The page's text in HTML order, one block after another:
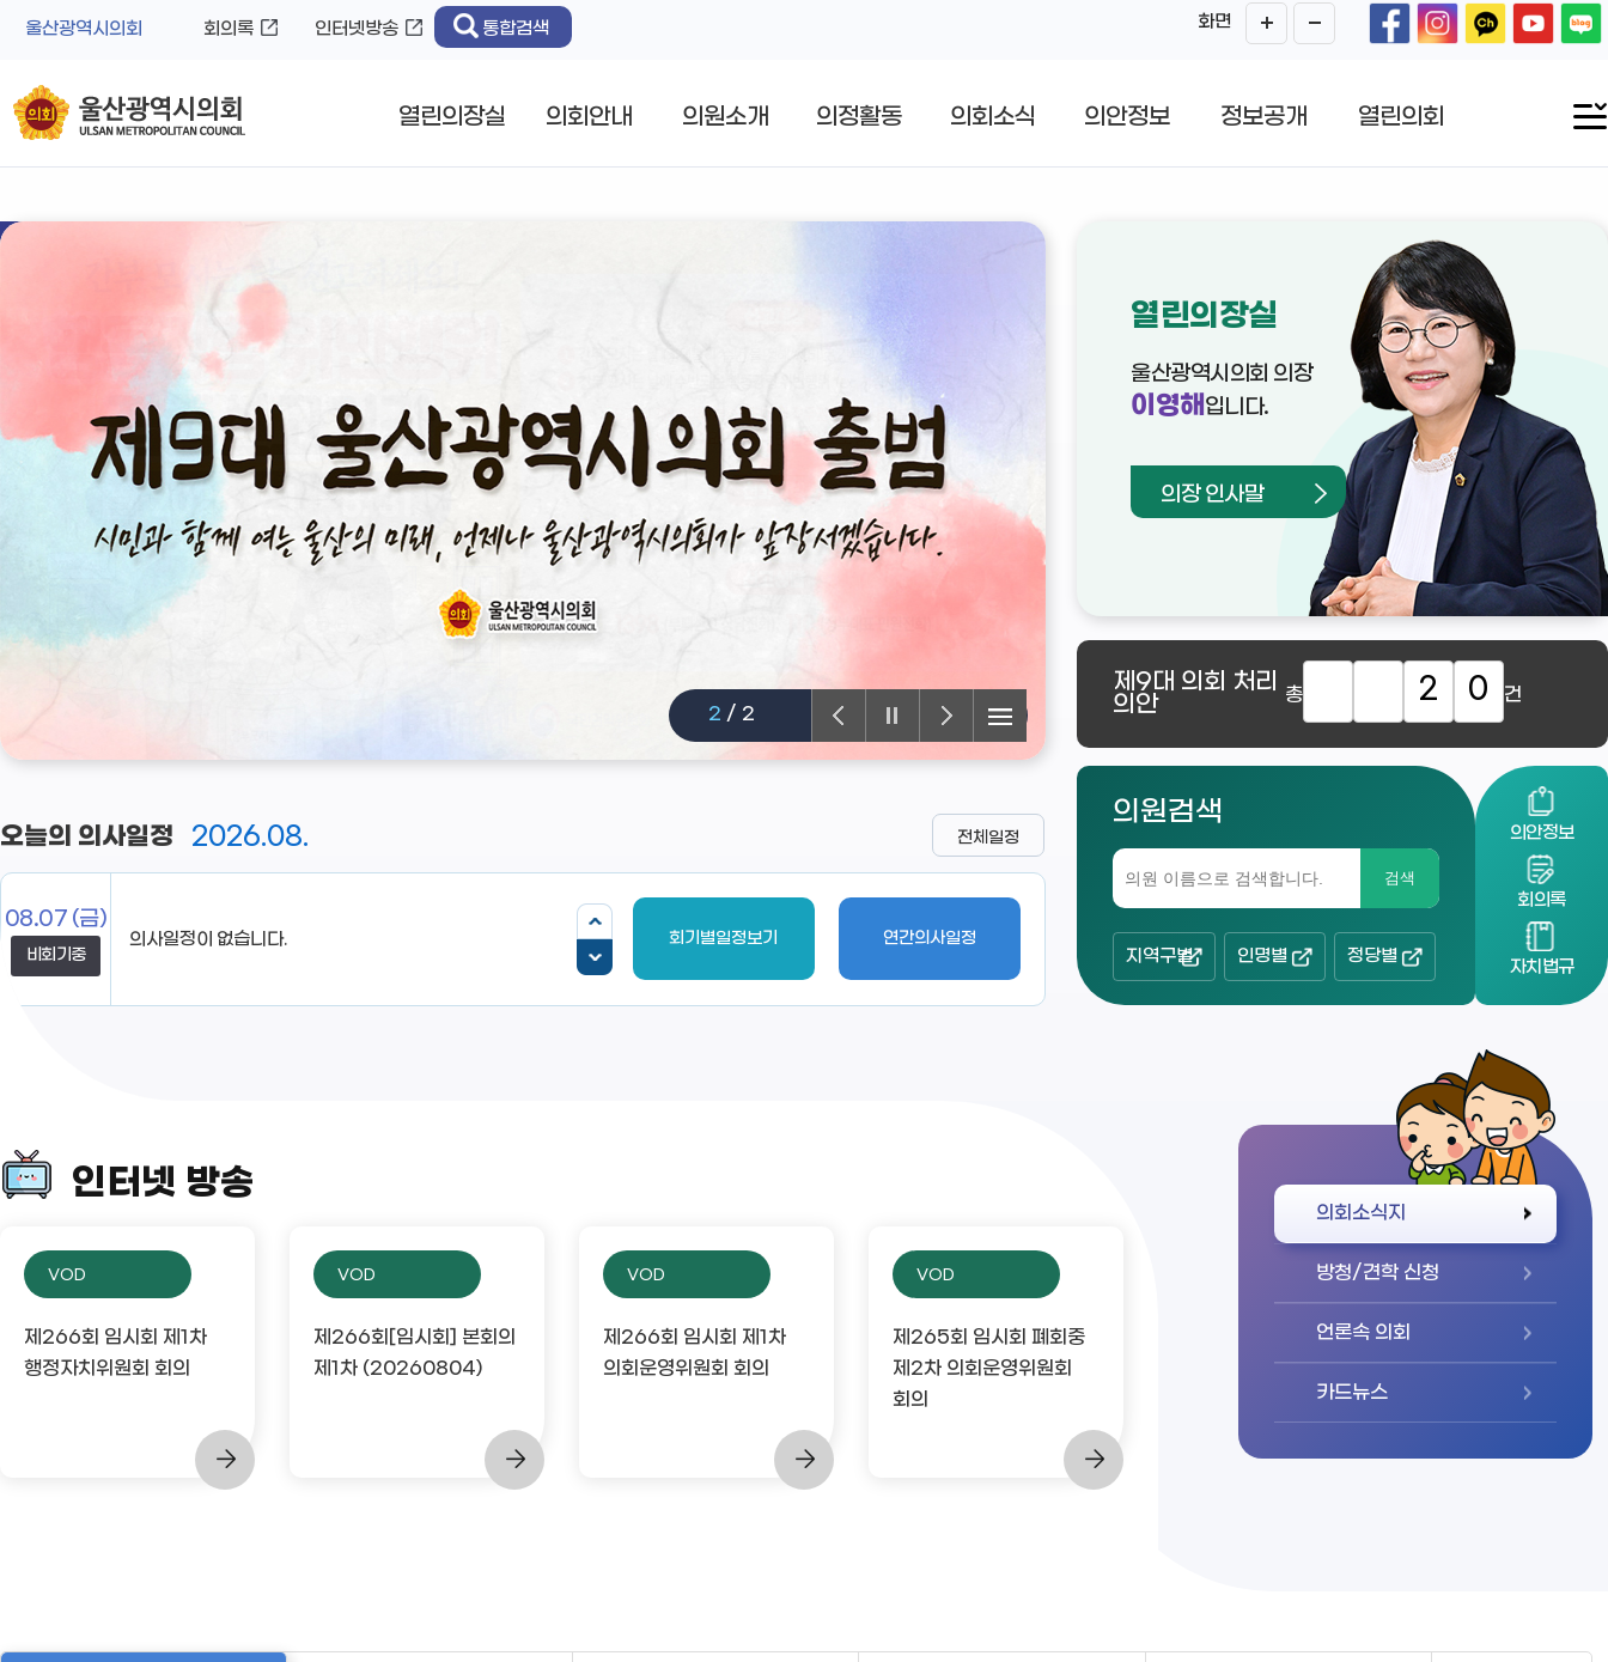
울산광역시의회 회의록 인터넷방송 통합검색 화면
열린의장실 의회안내 의원소개 의정활동 의회소식 의안정보 정보공개 열린의회
1/ 2
열린의장실
울산광역시의회 의장
이영해 입니다.
의장 인사말
제9대 의회 처리
의안 총 2 0 건
오늘의 의사일정 2026.08.
08.07 (금)
비회기중
회기별일정보기 연간의사일정
전체일정
의원검색
검색
지역구별 인명별 정당별
의안정보
회의록
자치법규
인터넷 방송
VOD
제266회 임시회 제1차
행정자치위원회 회의
VOD
제266회[임시회] 본회의
제1차 (20260804)
VOD
제266회 임시회 제1차
의회운영위원회 회의
VOD
제265회 임시회 폐회중
제2차 의회운영위원회
회의
의회소식지
방청/견학 신청
언론속 의회
카드뉴스